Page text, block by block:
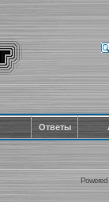
Ответы